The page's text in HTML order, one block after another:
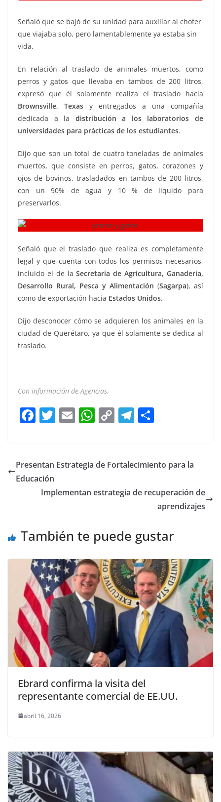
Señaló que se bajó de su unidad para auxiliar al chofer
que viajaba solo, pero lamentablemente ya estaba sin
vida.
En relación al traslado de animales muertos, como
perros y gatos que llevaba en tambos de 200 litros,
expresó que él solamente realiza el traslado hacia
Brownsville, Texas y entregados a una compañía
dedicada a la distribución a los laboratorios de
universidades para prácticas de los estudiantes.
Dijo que son un total de cuatro toneladas de animales
muertos, que consiste en perros, gatos, corazones y
ojos de bovinos, trasladados en tambos de 200 litros,
con un 90% de agua y 10 % de líquido para
preservarlos.
Señaló que el traslado que realiza es completamente
legal y que cuenta con todos los permisos necesarios,
incluido el de laSecretaría de Agricultura, Ganadería,
Desarrollo Rural, Pesca y Alimentación (Sagarpa), así
como de exportación hacia Estados Unidos.
Dijo desconocer cómo se adquieren los animales en la
ciudad de Querétaro, ya que él solamente se dedica al
traslado.
Con información de Agencias.
F
e
b
o
T
er
E
l
W
s
p
C
y
n
T
gr
m
e
Presentan Estrategia de Fortalecimiento para la
Educación
Implementan estrategia de recuperación de
aprendizajes
También te puede gustar
Ebrard confirma la visita del
representante comercial de EE.UU.
abril 16, 2026